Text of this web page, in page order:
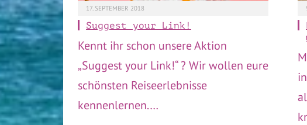
17. SEPTEMBER 2018
Suggest your Link!
Kennt ihr schon unsere Aktion
„Suggest your Link!“ ? Wir wollen eure
schönsten Reiseerlebnisse
kennenlernen.…